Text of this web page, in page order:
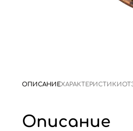
ОПИСАНИЕХАРАКТЕРИСТИКИ
Описание